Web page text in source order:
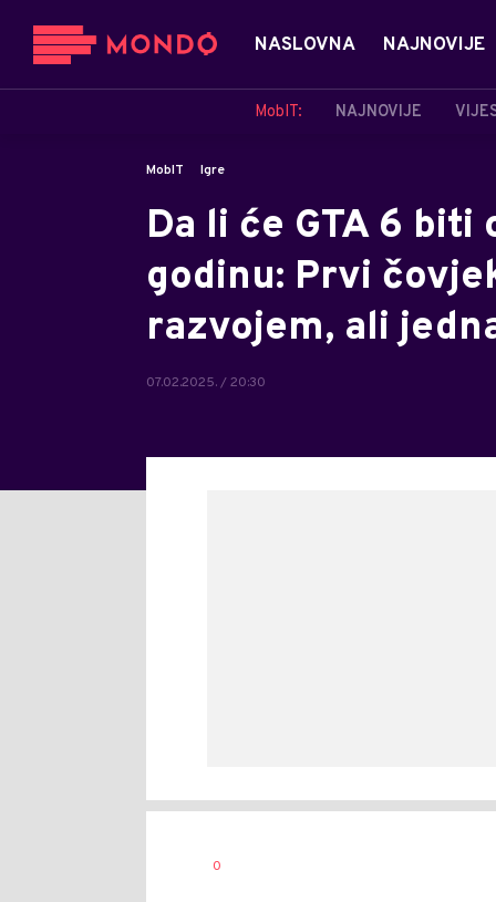
NASLOVNA NAJNOVIJE
MobIT: NAJNOVIJE
MobIT Igre
Da li će GTA 6
godinu: Prvi
razvojem, ali
07.02.2025. / 20:30
AUTOR
0